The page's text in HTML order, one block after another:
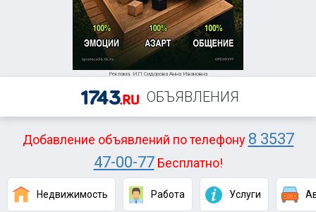
Реклама. ИП Сидорова Анна Ивановна
ОБЪЯВЛЕНИЯ
Добавление объявлений по телефону 8 3537
47-00-77Бесплатно!
Недвижимость Работа Услуги